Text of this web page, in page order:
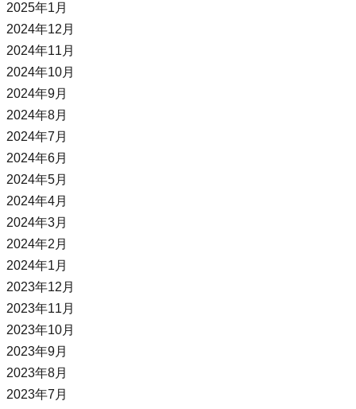
2025年1月
2024年12月
2024年11月
2024年10月
2024年9月
2024年8月
2024年7月
2024年6月
2024年5月
2024年4月
2024年3月
2024年2月
2024年1月
2023年12月
2023年11月
2023年10月
2023年9月
2023年8月
2023年7月